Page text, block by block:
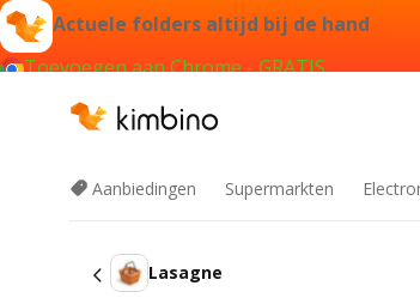
Actuele folders altijd bij de hand
Toevoegen aan Chrome - GRATIS
Aanbiedingen Supermarkten
Lasagne